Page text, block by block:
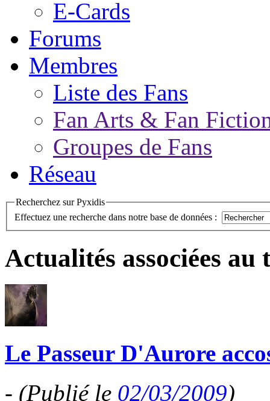
E-Cards
Forums
Membres
Liste des Fans
Fan Arts & Fan
Groupes de Fans
Réseau
Recherchez sur Pyxidis
Effectuez une recherche dans notre base de données :
Actualités associées au
Le Passeur D'Aurore
- (Publié le 02/03/2009)